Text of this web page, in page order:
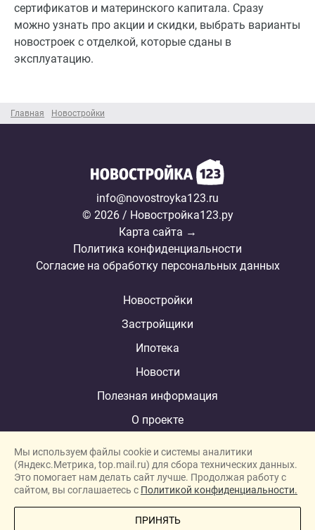
Главная Новостройки
сертификатов и материнского капитала. Сразу
можно узнать про акции и скидки, выбрать варианты
новостроек с отделкой, которые сданы в
эксплуатацию.
info@novostroyka123.ru
© 2026 / Новостройка123.ру
Карта сайта →
Политика конфиденциальности
Согласие на обработку персональных данных
Новостройки
Застройщики
Ипотека
Новости
Полезная информация
О проекте
New homes in Dubai
New homes in London
Мы используем файлы cookie и системы аналитики
(Яндекс.Метрика, top.mail.ru) для сбора технических данных.
Это помогает нам делать сайт лучше. Продолжая работу с
сайтом, вы соглашаетесь с Политикой конфиденциальности.
ПРИНЯТЬ